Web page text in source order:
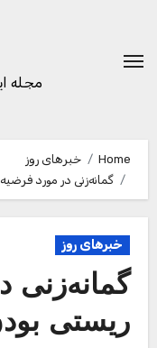
content
مجله
Home
خبرهای روز
گمانه‌زنی در مورد
خبرهای روز
گمانه‌زنی
ریستی